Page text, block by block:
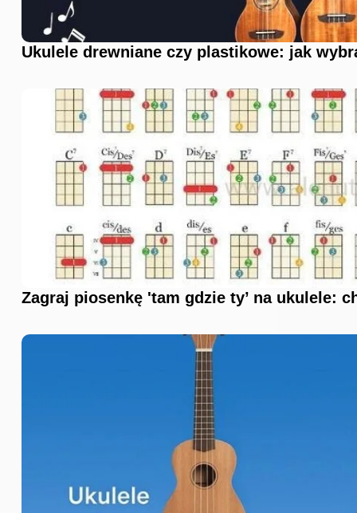
Ukulele drewniane czy plastikowe: jak
Zagraj piosenkę 'tam gdzie ty’ na ukulele: